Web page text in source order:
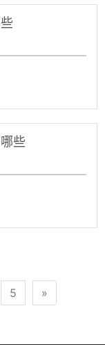
些
5 »